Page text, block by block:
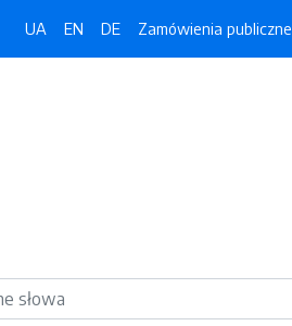
UA EN DE Zamówienia publiczne